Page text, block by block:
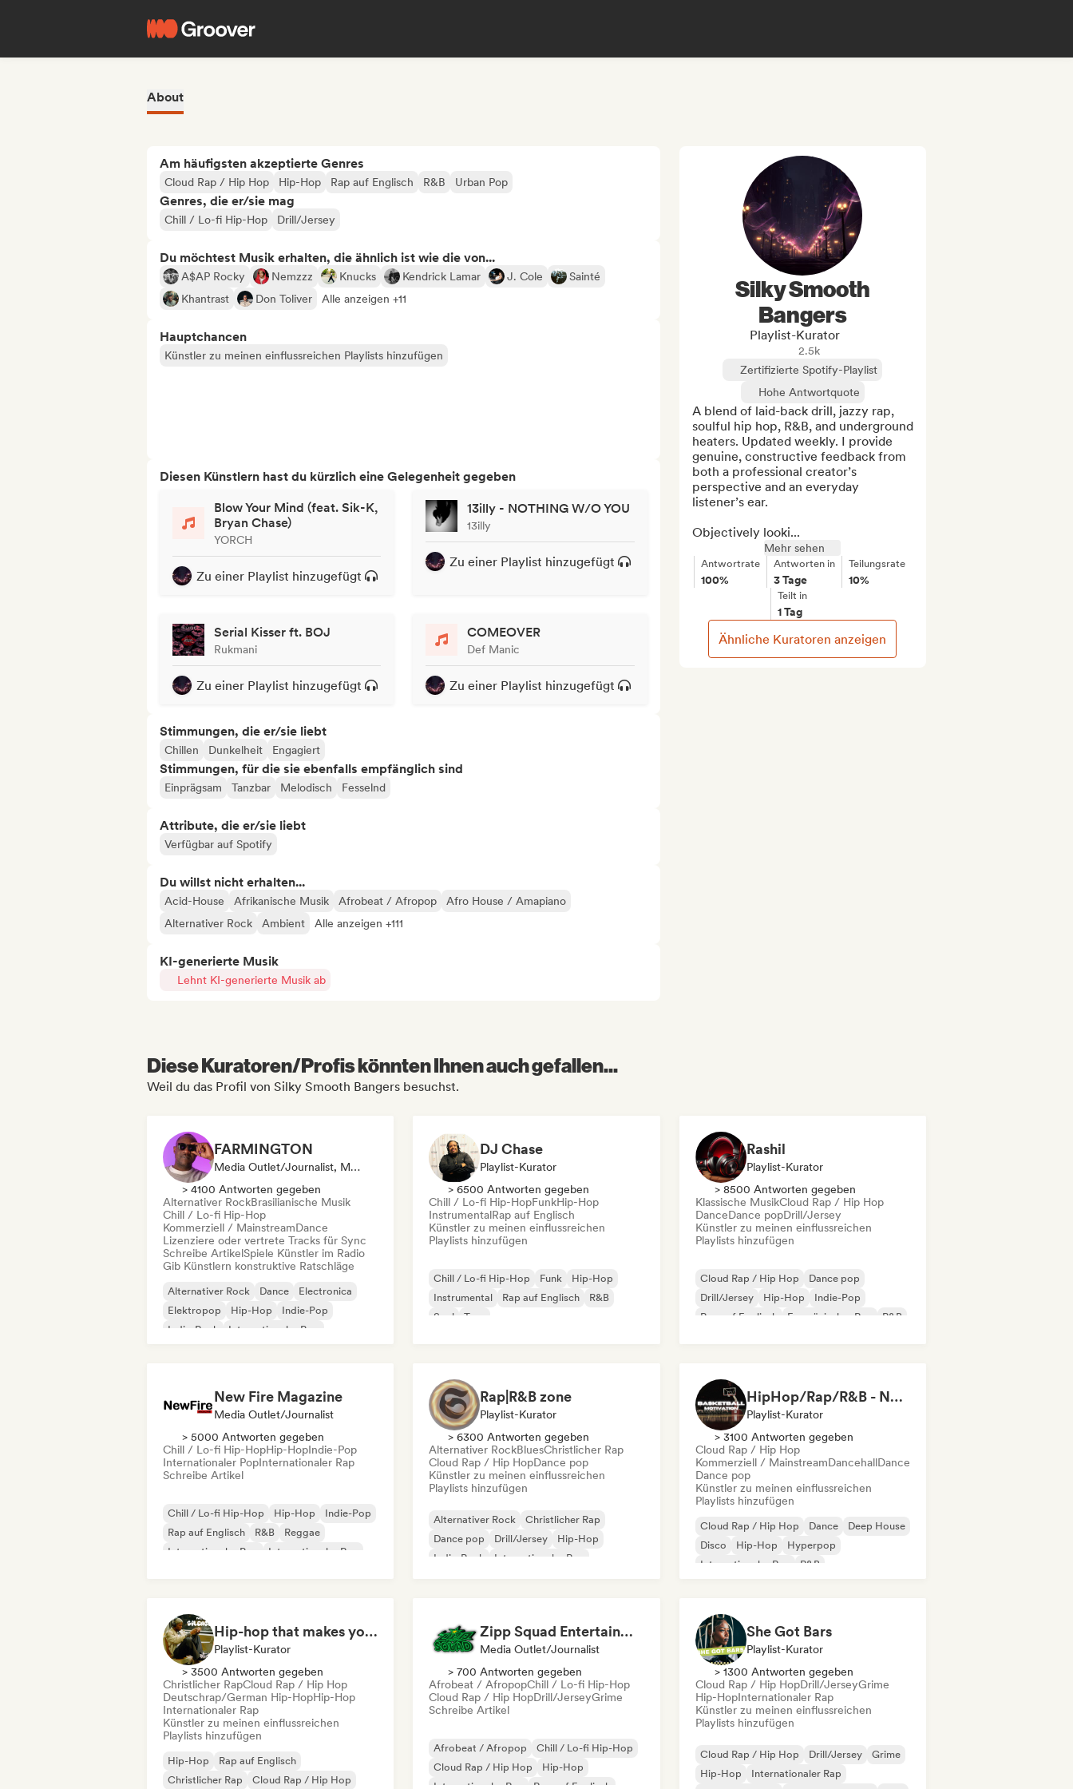
About
Am häufigsten akzeptierte Genres
Cloud Rap / Hip Hop Hip-Hop Rap auf Englisch R&B Urban Pop
Genres, die er/sie mag
Chill / Lo-fi Hip-Hop Drill/Jersey
Du möchtest Musik erhalten, die ähnlich ist wie die von...
A$AP Rocky Nemzzz Knucks Kendrick Lamar J. Cole
Sainté
Khantrast
Don Toliver Alle anzeigen +11
Hauptchancen
Künstler zu meinen einflussreichen Playlists hinzufügen
Diesen Künstlern hast du kürzlich eine Gelegenheit gegeben
Blow Your Mind (feat. Sik-K,
Bryan Chase)
YORCH
Zu einer Playlist hinzugefügt
13illy - NOTHING W/O YOU
13illy
Zu einer Playlist hinzugefügt
Serial Kisser ft. BOJ
Rukmani
Zu einer Playlist hinzugefügt
COMEOVER
Def Manic
Zu einer Playlist hinzugefügt
Stimmungen, die er/sie liebt
Chillen Dunkelheit Engagiert
Stimmungen, für die sie ebenfalls empfänglich sind
Einprägsam Tanzbar Melodisch Fesselnd
Attribute, die er/sie liebt
Verfügbar auf Spotify
Du willst nicht erhalten...
Acid-House Afrikanische Musik Afrobeat / Afropop
Afro House / Amapiano
Alternativer Rock
Ambient Alle anzeigen +111
KI-generierte Musik
Lehnt KI-generierte Musik ab
Silky Smooth
Bangers
Playlist-Kurator
2.5k
Zertifizierte Spotify-Playlist
Hohe Antwortquote
A blend of laid-back drill, jazzy rap,
soulful hip hop, R&B, and underground
heaters. Updated weekly. I provide
genuine, constructive feedback from
both a professional creator’s
perspective and an everyday
listener’s ear.
Objectively looki...
Mehr sehen
Antwortrate
100%
Antworten in
3 Tage
Teilungsrate
10%
Teilt in
1 Tag
Ähnliche Kuratoren anzeigen
Diese Kuratoren/Profis könnten Ihnen auch gefallen...
Weil du das Profil von Silky Smooth Bangers besuchst.
FARMINGTON
Media Outlet/Journalist, Mentorin, Radiosender, Sync Supervisor
> 4100 Antworten gegeben
Alternativer RockBrasilianische Musik
Chill / Lo-fi Hip-Hop
Kommerziell / MainstreamDance
Lizenziere oder vertrete Tracks für Sync
Schreibe ArtikelSpiele Künstler im Radio
Gib Künstlern konstruktive Ratschläge
Alternativer Rock Dance
Electronica
Elektropop
Hip-Hop
Indie-Pop
Indie-Rock
Internationaler Pop
DJ Chase
Playlist-Kurator
> 6500 Antworten gegeben
Chill / Lo-fi Hip-HopFunkHip-Hop
InstrumentalRap auf Englisch
Künstler zu meinen einflussreichen
Playlists hinzufügen
Chill / Lo-fi Hip-Hop Funk
Hip-Hop
Instrumental
Rap auf Englisch
R&B
Soul
Trap
Rashil
Playlist-Kurator
> 8500 Antworten gegeben
Klassische MusikCloud Rap / Hip Hop
DanceDance popDrill/Jersey
Künstler zu meinen einflussreichen
Playlists hinzufügen
Cloud Rap / Hip Hop
Dance pop
Drill/Jersey
Hip-Hop
Indie-Pop
Rap auf Englisch
Französischer Rap R&B
New Fire Magazine
Media Outlet/Journalist
> 5000 Antworten gegeben
Chill / Lo-fi Hip-HopHip-HopIndie-Pop
Internationaler PopInternationaler Rap
Schreibe Artikel
Chill / Lo-fi Hip-Hop Hip-Hop
Indie-Pop
Rap auf Englisch
R&B
Reggae
Internationaler Pop
Internationaler Rap
Rap|R&B zone
Playlist-Kurator
> 6300 Antworten gegeben
Alternativer RockBluesChristlicher Rap
Cloud Rap / Hip HopDance pop
Künstler zu meinen einflussreichen
Playlists hinzufügen
Alternativer Rock
Christlicher Rap
Dance pop
Drill/Jersey
Hip-Hop
Indie-Rock
Internationaler Rap
HipHop/Rap/R&B - NBA/Basketball Music
Playlist-Kurator
> 3100 Antworten gegeben
Cloud Rap / Hip Hop
Kommerziell / MainstreamDancehallDance
Dance pop
Künstler zu meinen einflussreichen
Playlists hinzufügen
Cloud Rap / Hip Hop Dance
Deep House
Disco
Hip-Hop
Hyperpop
Internationaler Rap
R&B
Hip-hop that makes you nod in silence
Playlist-Kurator
> 3500 Antworten gegeben
Christlicher RapCloud Rap / Hip Hop
Deutschrap/German Hip-HopHip-Hop
Internationaler Rap
Künstler zu meinen einflussreichen
Playlists hinzufügen
Hip-Hop
Rap auf Englisch
Christlicher Rap
Cloud Rap / Hip Hop
Zipp Squad Entertainment
Media Outlet/Journalist
> 700 Antworten gegeben
Afrobeat / AfropopChill / Lo-fi Hip-Hop
Cloud Rap / Hip HopDrill/JerseyGrime
Schreibe Artikel
Afrobeat / Afropop
Chill / Lo-fi Hip-Hop
Cloud Rap / Hip Hop
Hip-Hop
Internationaler Rap
Rap auf Englisch
She Got Bars
Playlist-Kurator
> 1300 Antworten gegeben
Cloud Rap / Hip HopDrill/JerseyGrime
Hip-HopInternationaler Rap
Künstler zu meinen einflussreichen
Playlists hinzufügen
Cloud Rap / Hip Hop Drill/Jersey
Grime
Hip-Hop
Internationaler Rap